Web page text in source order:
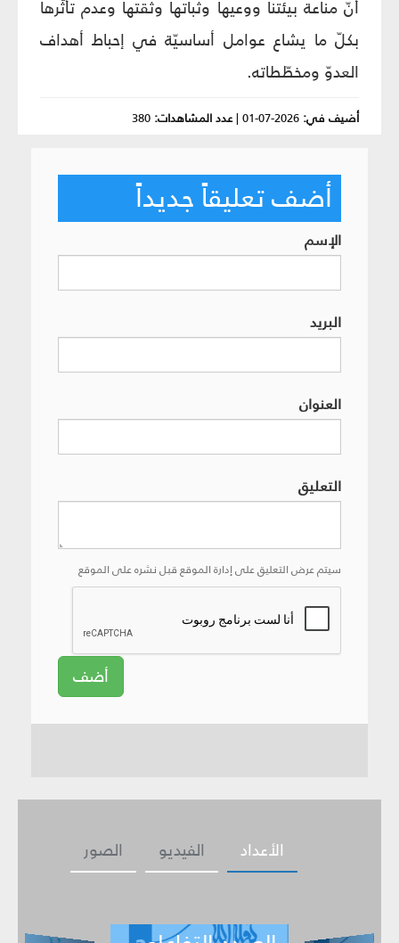
أنّ مناعة بيئتنا ووعيها وثباتها وثقتها وعدم تأثّرها
بكلّ ما يشاع عوامل أساسيّة في إحباط أهداف
العدوّ ومخطّطاته.
أضيف في: 2026-07-01
|عدد المشاهدات: 380
أضف تعليقاً جديداً
الإسم
البريد
العنوان
التعليق
سيتم عرض التعليق على إدارة الموقع قبل نشره على الموقع
أضف
الصور الفيديو الأعداد